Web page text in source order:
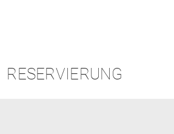
RESERVIERUNG